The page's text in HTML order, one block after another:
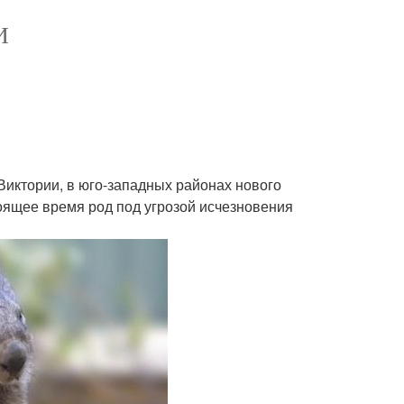
в юго-западных районах нового
время род под угрозой исчезновения